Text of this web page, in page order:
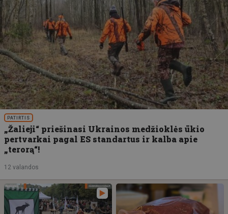
PATIRTIS
„Žalieji“ priešinasi Ukrainos medžioklės ūkio
pertvarkai pagal ES standartus ir kalba apie
„terorą“!
12 valandos